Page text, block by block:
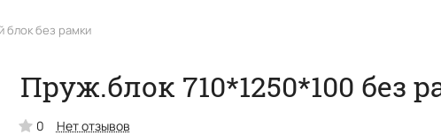
блок без рамки
Пруж.блок 710*1250*100 без
0 Нет отзывов